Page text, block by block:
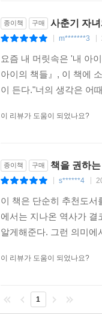
종이책 구매 사춘기 자
m*******3
요즘 내 머릿속은 '내 아
아이의 책들』, 이 책에
이 든다."너의 생각은 어
이 리뷰가 도움이 되었나요?
종이책 구매 책을 권하는
s******4
이 책은 단순히 추천도
에서는 지나온 역사가
알게해준다. 그런 의미
이 리뷰가 도움이 되었나요?
1